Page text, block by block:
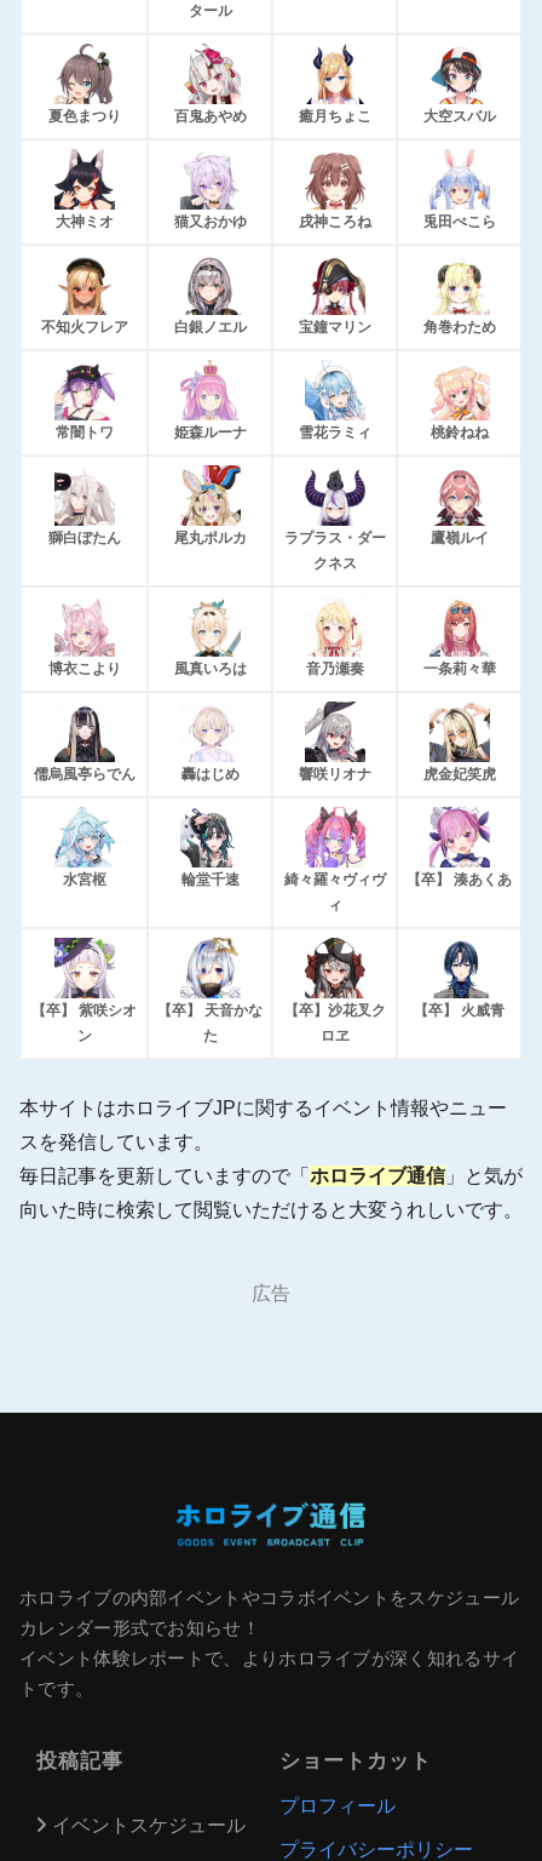
タール
夏色まつり 百鬼あやめ 癒月ちょこ 大空スバル
大神ミオ 猫又おかゆ 戌神ころね 兎田ぺこら
不知火フレア 白銀ノエル 宝鐘マリン 角巻わため
常闇トワ 姫森ルーナ 雪花ラミィ 桃鈴ねね
獅白ぼたん 尾丸ポルカ
ラプラス・ダー
クネス
鷹嶺ルイ
博衣こより 風真いろは 音乃瀬奏 一条莉々華
儒烏風亭らでん 轟はじめ 響咲リオナ 虎金妃笑虎
水宮枢 輪堂千速
綺々羅々ヴィヴ
ィ
【卒】 湊あくあ
【卒】 紫咲シオ
ン
【卒】 天音かな
た
【卒】沙花叉ク
ロヱ
【卒】 火威青
本サイトはホロライブJPに関するイベント情報やニュー
スを発信しています。
毎日記事を更新していますので「 ホロライブ通信 」と気が
向いた時に検索して閲覧いただけると大変うれしいです。
広告
ホロライブの内部イベントやコラボイベントをスケジュール
カレンダー形式でお知らせ！
イベント体験レポートで、よりホロライブが深く知れるサイ
トです。
投稿記事
イベントスケジュール
ショートカット
プロフィール
プライバシーポリシー